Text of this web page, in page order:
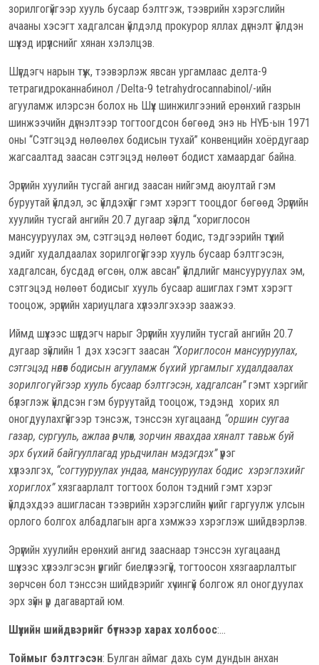
зорилгогүйгээр хууль бусаар бэлтгэж, тээврийн хэрэгслийн
ачааны хэсэгт хадгалсан үйлдэлд прокурор яллах дүгнэлт үйлдэн
шүүхэд ирүүлснийг хянан хэлэлцэв.
Шүүгдэгч нарын түүж, тээвэрлэж явсан ургамлаас делта-9
тетрагидроканнабинол /Delta-9 tetrahydrocannabinol/-ийн
агууламж илэрсэн болох нь Шүүх шинжилгээний ерөнхий газрын
шинжээчийн дүгнэлтээр тогтоогдсон бөгөөд энэ нь НҮБ-ын 1971
оны “Сэтгэцэд нөлөөлөх бодисын тухай” конвенцийн хоёрдугаар
жагсаалтад заасан сэтгэцэд нөлөөт бодист хамаардаг байна.
Эрүүгийн хуулийн тусгай ангид заасан нийгэмд аюултай гэм
буруутай үйлдэл, эс үйлдэхүйг гэмт хэрэгт тооцдог бөгөөд Эрүүгийн
хуулийн тусгай ангийн 20.7 дугаар зүйлд “хориглосон
мансууруулах эм, сэтгэцэд нөлөөт бодис, тэдгээрийн түүхий
эдийг худалдаалах зорилгогүйгээр хууль бусаар бэлтгэсэн,
хадгалсан, бусдад өгсөн, олж авсан” үйлдлийг мансууруулах эм,
сэтгэцэд нөлөөт бодисыг хууль бусаар ашиглах гэмт хэрэгт
тооцож, эрүүгийн хариуцлага хүлээлгэхээр заажээ.
Иймд шүүхээс шүүгдэгч нарыг Эрүүгийн хуулийн тусгай ангийн 20.7
дугаар зүйлийн 1 дэх хэсэгт заасан “Хориглосон мансууруулах,
сэтгэцэд нөлөөт бодисын агууламж бүхий ургамлыг худалдаалах
зорилгогүйгээр хууль бусаар бэлтгэсэн, хадгалсан”гэмт хэргийг
бүлэглэж үйлдсэн гэм буруутайд тооцож, тэдэнд хорих ял
оногдуулахгүйгээр тэнсэж, тэнссэн хугацаанд “оршин суугаа
газар, сургууль, ажлаа өөрчлөх, зорчин явахдаа хяналт тавьж буй
эрх бүхий байгууллагад урьдчилан мэдэгдэх”үүрэг
хүлээлгэх, “согтууруулах ундаа, мансууруулах бодис хэрэглэхийг
хориглох”хязгаарлалт тогтоох болон тэдний гэмт хэрэг
үйлдэхдээ ашигласан тээврийн хэрэгслийн үнийг гаргуулж улсын
орлого болгох албадлагын арга хэмжээ хэрэглэж шийдвэрлэв.
Эрүүгийн хуулийн ерөнхий ангид зааснаар тэнссэн хугацаанд
шүүхээс хүлээлгэсэн үүргийг биелүүлээгүй, тогтоосон хязгаарлалтыг
зөрчсөн бол тэнссэн шийдвэрийг хүчингүй болгож ял оногдуулах
эрх зүйн үр дагавартай юм.
Шүүхийн шийдвэрийг бүтнээр харах холбоос:…
Тоймыг бэлтгэсэн: Булган аймаг дахь сум дундын анхан